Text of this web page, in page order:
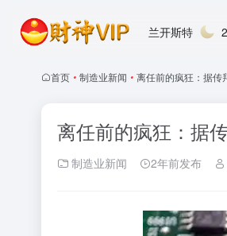
兰开斯特
首页 • 制造业新闻 • 离任前的疯狂：据传
离任前的疯狂：据
制造业新闻 2年前发布